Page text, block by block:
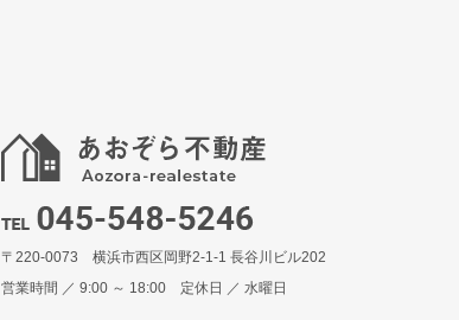
〒220-0073 横浜市西区岡野2-1-1 長谷川ビル202
営業時間 ／ 9:00 ～ 18:00 定休日 ／ 水曜日